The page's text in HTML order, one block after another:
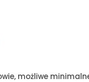
możliwe